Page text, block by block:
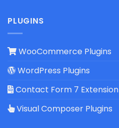
PLUGINS
WooCommerce Plugins
WordPress Plugins
Contact Form 7 Extension
Visual Composer Plugins